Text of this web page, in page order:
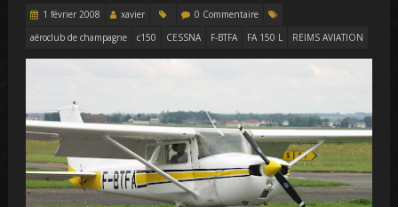
1 février 2008 xavier
0 Commentaire
aéroclub de champagne
c150 CESSNA F-BTFA FA 150 L REIMS AVIATION